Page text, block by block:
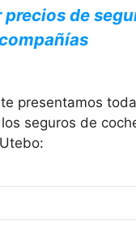
precios de
presentamos
seguros de